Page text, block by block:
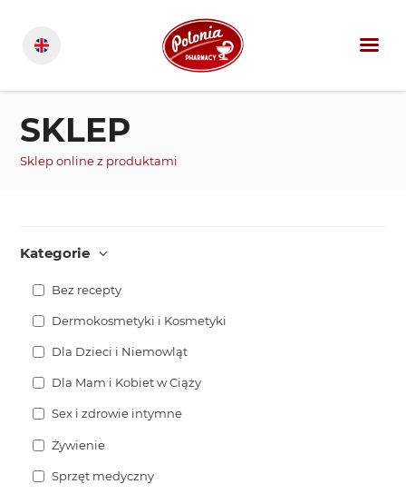
SKLEP
Sklep online z produktami
Kategorie
Bez recepty
Dermokosmetyki i Kosmetyki
Dla Dzieci i Niemowląt
Dla Mam i Kobiet w Ciąży
Sex i zdrowie intymne
Żywienie
Sprzęt medyczny